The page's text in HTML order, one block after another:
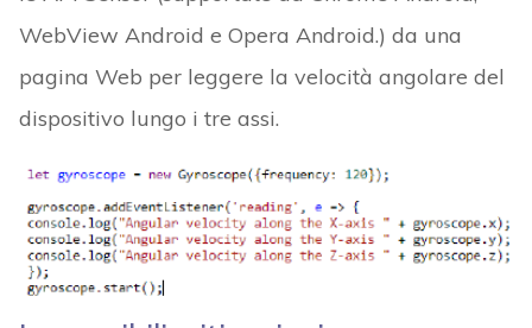
WebView Android e Opera Android.) da una
pagina Web per leggere la velocità angolare del
dispositivo lungo i tre assi.